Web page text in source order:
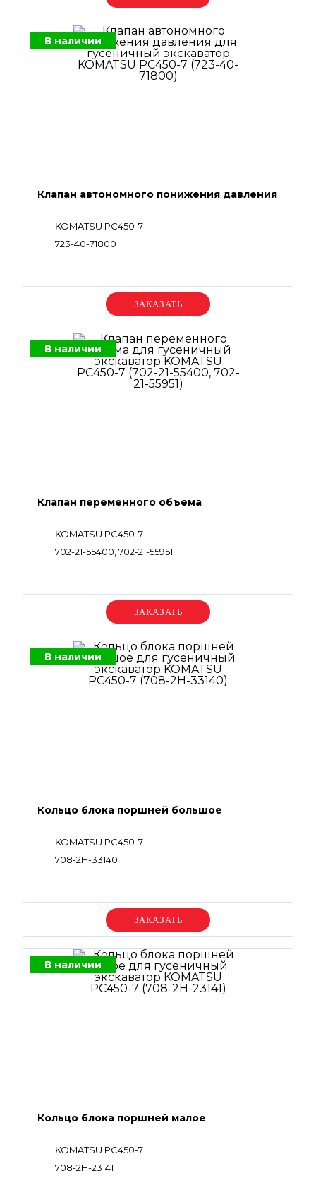
В наличии
Клапан автономного понижения давления
KOMATSU PC450-7
723-40-71800
Уточняйте цену
В наличии
Клапан переменного объема
KOMATSU PC450-7
702-21-55400, 702-21-55951
Уточняйте цену
В наличии
Кольцо блока поршней большое
KOMATSU PC450-7
708-2H-33140
Уточняйте цену
В наличии
Кольцо блока поршней малое
KOMATSU PC450-7
708-2H-23141